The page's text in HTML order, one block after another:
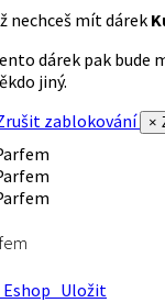
nechceš mít dárek
dárek pak bude
jiný.
zablokování
×
Uložit